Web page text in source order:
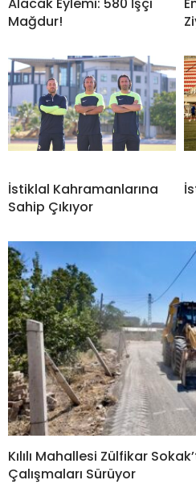
Alacak Eylemi: 580 İşçi
Mağdur!
İstiklal Kahramanlarına
Sahip Çıkıyor
Kılılı Mahallesi Zülfikar
Çalışmaları Sürüyor